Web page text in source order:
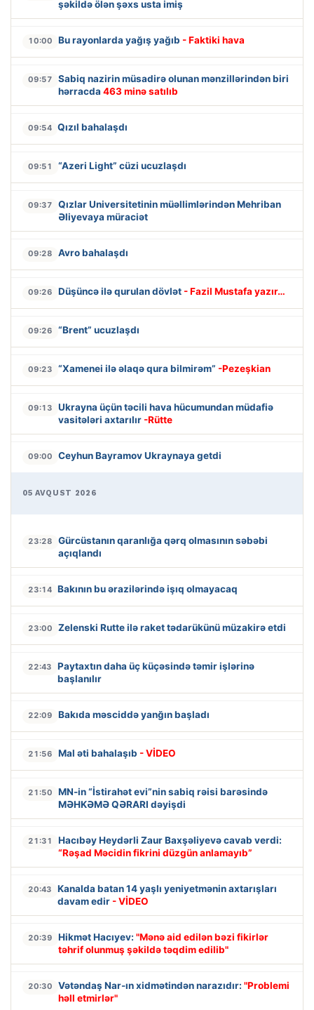
şəkildə ölən şəxs usta imiş
10:00 Bu rayonlarda yağış yağıb - Faktiki hava
09:57
Sabiq nazirin müsadirə olunan mənzillərindən biri
hərracda 463 minə satılıb
09:54 Qızıl bahalaşdı
09:51 “Azeri Light” cüzi ucuzlaşdı
09:37
Qızlar Universitetinin müəllimlərindən Mehriban
Əliyevaya müraciət
09:28 Avro bahalaşdı
09:26 Düşüncə ilə qurulan dövlət - Fazil Mustafa yazır…
09:26 “Brent” ucuzlaşdı
09:23 “Xamenei ilə əlaqə qura bilmirəm” -Pezeşkian
09:13
Ukrayna üçün təcili hava hücumundan müdafiə
vasitələri axtarılır -Rütte
09:00 Ceyhun Bayramov Ukraynaya getdi
05 AVQUST 2026
23:28
Gürcüstanın qaranlığa qərq olmasının səbəbi
açıqlandı
23:14 Bakının bu ərazilərində işıq olmayacaq
23:00 Zelenski Rutte ilə raket tədarükünü müzakirə etdi
22:43
Paytaxtın daha üç küçəsində təmir işlərinə
başlanılır
22:09 Bakıda məsciddə yanğın başladı
21:56 Mal əti bahalaşıb - VİDEO
21:50
MN-in “İstirahət evi”nin sabiq rəisi barəsində
MƏHKƏMƏ QƏRARI dəyişdi
21:31
Hacıbəy Heydərli Zaur Baxşəliyevə cavab verdi:
“Rəşad Məcidin fikrini düzgün anlamayıb”
20:43
Kanalda batan 14 yaşlı yeniyetmənin axtarışları
davam edir - VİDEO
20:39 Hikmət Hacıyev: "Mənə aid edilən bəzi fikirlər
təhrif olunmuş şəkildə təqdim edilib"
20:30 Vətəndaş Nar-ın xidmətindən narazıdır: "Problemi
həll etmirlər"